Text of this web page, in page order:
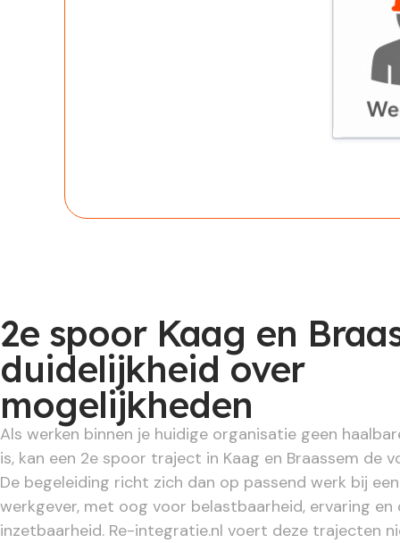
2e spoor Kaag en
duidelijkheid over
mogelijkheden
Als werken binnen je huidige organisatie geen
is, kan een 2e spoor traject in Kaag en Braassem de
De begeleiding richt zich dan op passend werk bij
werkgever, met oog voor belastbaarheid, ervaring en
inzetbaarheid. Re-integratie.nl voert deze trajecten